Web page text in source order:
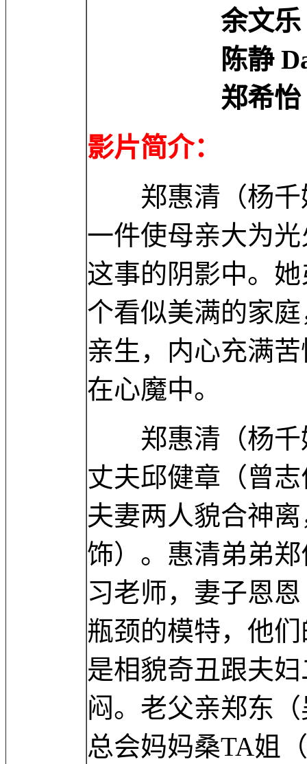
余文乐
陈静
郑希怡
影片简介：
郑惠清（杨千
一件使母亲大为
这事的阴影中。
个看似美满的家
亲生，内心充满
在心魔中。
郑惠清（杨千
丈夫邱健章（曾
夫妻两人貌合神
饰）。惠清弟弟
习老师，妻子恩
瓶颈的模特，他
是相貌奇丑跟夫
闷。老父亲郑东
总会妈妈桑TA姐